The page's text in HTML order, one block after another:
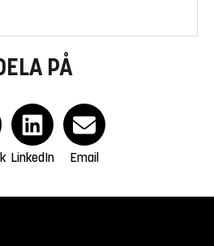
PÅ
LinkedIn Email